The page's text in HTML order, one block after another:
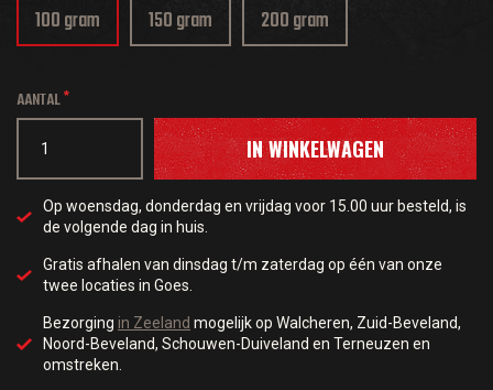
100 gram 150 gram 200 gram
AANTAL
IN WINKELWAGEN
Op woensdag, donderdag en vrijdag voor 15.00 uur besteld, is
de volgende dag in huis.
Gratis afhalen van dinsdag t/m zaterdag op één van onze
twee locaties in Goes.
Bezorging in Zeeland mogelijk op Walcheren, Zuid-Beveland,
Noord-Beveland, Schouwen-Duiveland en Terneuzen en
omstreken.